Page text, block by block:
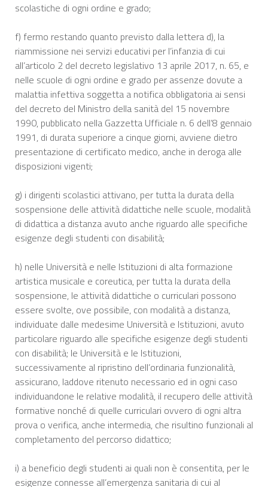
scolastiche di ogni ordine e grado;
f) fermo restando quanto previsto dalla lettera d), la
riammissione nei servizi educativi per l’infanzia di cui
all’articolo 2 del decreto legislativo 13 aprile 2017, n. 65, e
nelle scuole di ogni ordine e grado per assenze dovute a
malattia infettiva soggetta a notifica obbligatoria ai sensi
del decreto del Ministro della sanità del 15 novembre
1990, pubblicato nella Gazzetta Ufficiale n. 6 dell’8 gennaio
1991, di durata superiore a cinque giorni, avviene dietro
presentazione di certificato medico, anche in deroga alle
disposizioni vigenti;
g) i dirigenti scolastici attivano, per tutta la durata della
sospensione delle attività didattiche nelle scuole, modalità
di didattica a distanza avuto anche riguardo alle specifiche
esigenze degli studenti con disabilità;
h) nelle Università e nelle Istituzioni di alta formazione
artistica musicale e coreutica, per tutta la durata della
sospensione, le attività didattiche o curriculari possono
essere svolte, ove possibile, con modalità a distanza,
individuate dalle medesime Università e Istituzioni, avuto
particolare riguardo alle specifiche esigenze degli studenti
con disabilità; le Università e le Istituzioni,
successivamente al ripristino dell’ordinaria funzionalità,
assicurano, laddove ritenuto necessario ed in ogni caso
individuandone le relative modalità, il recupero delle attività
formative nonché di quelle curriculari ovvero di ogni altra
prova o verifica, anche intermedia, che risultino funzionali al
completamento del percorso didattico;
i) a beneficio degli studenti ai quali non è consentita, per le
esigenze connesse all’emergenza sanitaria di cui al